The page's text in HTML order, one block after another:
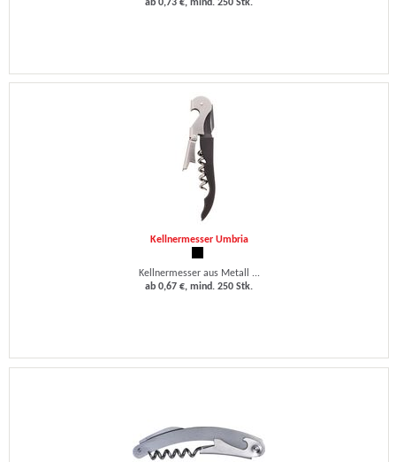
ab 0,73 €, mind. 250 Stk.
Kellnermesser Umbria
Kellnermesser aus Metall ...
ab 0,67 €, mind. 250 Stk.